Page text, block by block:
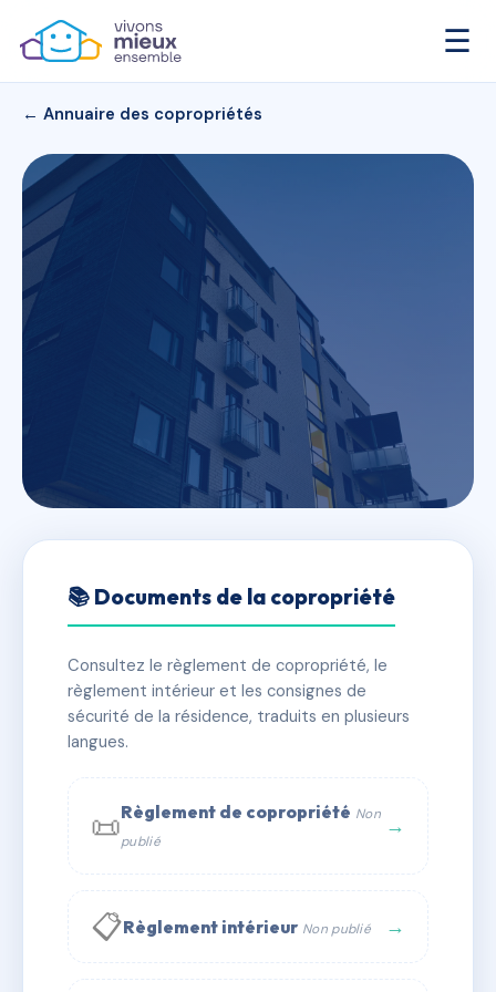
☰
← Annuaire des copropriétés
SDC 275 Rue Saint Denis
✓ Immatriculée 🏠 23 lots 🏗 1 bâtiment(s)
📞 Contacter Syndic Digital
📚 Documents de la copropriété
Consultez le règlement de copropriété, le
règlement intérieur et les consignes de
sécurité de la résidence, traduits en plusieurs
langues.
📜Règlement de copropriété Non
publié
→
📋Règlement intérieur Non publié →